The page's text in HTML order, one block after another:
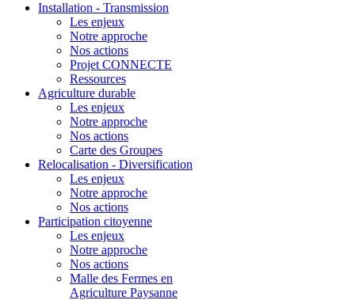
Installation - Transmission
Les enjeux
Notre approche
Nos actions
Projet CONNECTE
Ressources
Agriculture durable
Les enjeux
Notre approche
Nos actions
Carte des Groupes
Relocalisation - Diversification
Les enjeux
Notre approche
Nos actions
Participation citoyenne
Les enjeux
Notre approche
Nos actions
Malle des Fermes en
Agriculture Paysanne